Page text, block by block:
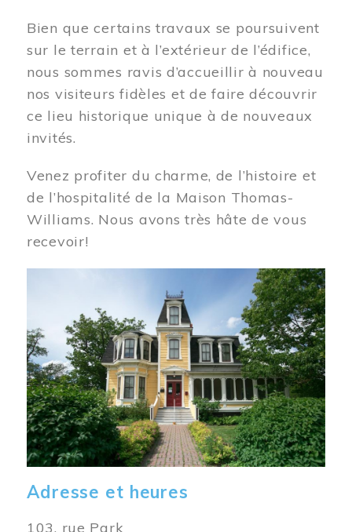
Bien que certains travaux se poursuivent
sur le terrain et à l’extérieur de l’édifice,
nous sommes ravis d’accueillir à nouveau
nos visiteurs fidèles et de faire découvrir
ce lieu historique unique à de nouveaux
invités.
Venez profiter du charme, de l’histoire et
de l’hospitalité de la Maison Thomas-
Williams. Nous avons très hâte de vous
recevoir!
Adresse et heures
103, rue Park